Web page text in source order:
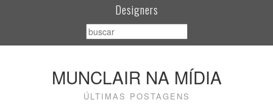
Designers
MUNCLAIR NA MÍDIA
ÚLTIMAS POSTAGENS